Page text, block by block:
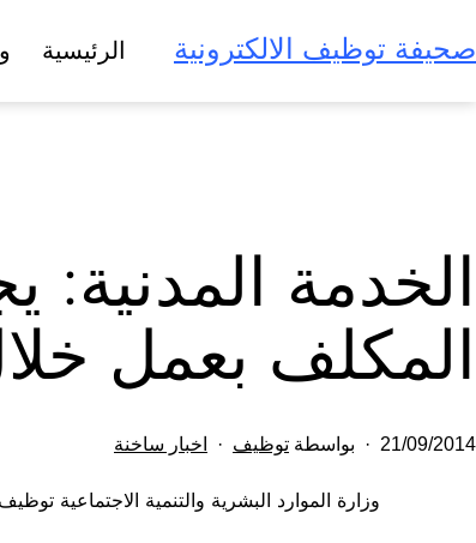
إلى
المحتوى
صحيفة توظيف الالكترونية الرئيسية
الخدمة
المكلف بعمل
تم
في
21/09/2014 بواسطة توظيف اخبار ساخنة
وزارة الموارد البشرية والتنمية الاجتماعية